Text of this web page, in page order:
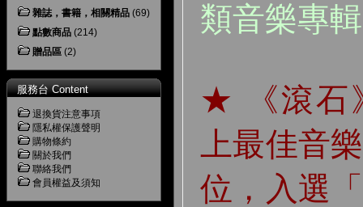
雜誌，書籍，相關精品 (69)
點數商品 (214)
贈品區 (2)
服務台 Content
退換貨注意事項
隱私權保護聲明
購物條約
關於我們
聯絡我們
會員權益及須知
類音樂專
★ 《滾石
上最佳音
位，入選